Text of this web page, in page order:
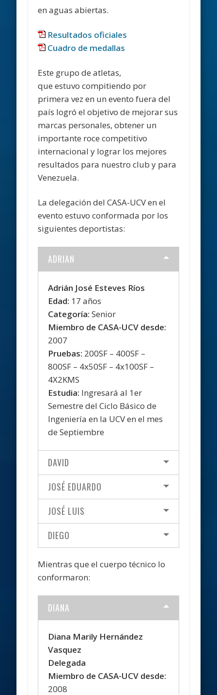
en aguas abiertas.
Resultados oficiales
Cuadro de medallas
Este grupo de atletas,
que estuvo compitiendo por
primera vez en un evento fuera del
país logró el objetivo de mejorar sus
marcas personales, obtener un
importante roce competitivo
internacional y lograr los mejores
resultados para nuestro club y para
Venezuela.
La delegación del CASA-UCV en el
evento estuvo conformada por los
siguientes deportistas:
ADRIAN
Adrián José Esteves Ríos
Edad: 17 años
Categoría:Senior
Miembro de CASA-UCV desde:
2007
Pruebas: 200SF – 400SF –
800SF – 4x50SF – 4x100SF –
4X2KMS
Estudia: Ingresará al 1er
Semestre del Ciclo Básico de
Ingeniería en la UCV en el mes
de Septiembre
DAVID
JOSÉ EDUARDO
JOSÉ LUIS
DIEGO
Mientras que el cuerpo técnico lo
conformaron:
DIANA
Diana Marily Hernández
Vasquez
Delegada
Miembro de CASA-UCV desde:
2008